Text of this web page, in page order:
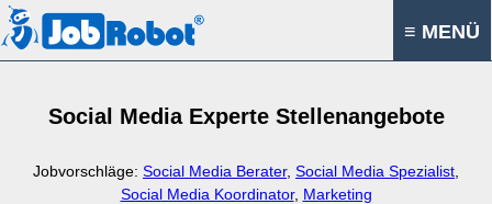
≡ MENÜ
Social Media Experte Stellenangebote
Jobvorschläge: Social Media Berater, Social Media Spezialist
Social Media Koordinator, Marketing